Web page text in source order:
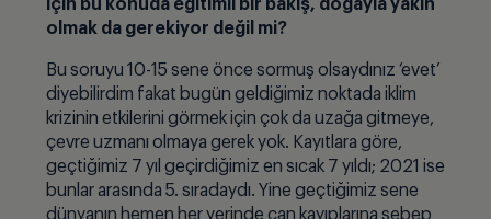
için bu konuda eğitimli bir bakış, doğayla yakın
olmak da gerekiyor değil mi?
Bu soruyu 10-15 sene önce sormuş olsaydınız ‘evet’
diyebilirdim fakat bugün geldiğimiz noktada iklim
krizinin etkilerini görmek için çok da uzağa gitmeye,
çevre uzmanı olmaya gerek yok. Kayıtlara göre,
geçtiğimiz 7 yıl geçirdiğimiz en sıcak 7 yıldı; 2021 ise
bunlar arasında 5. sıradaydı. Yine geçtiğimiz sene
dünyanın hemen her yerinde can kayıplarına sebep